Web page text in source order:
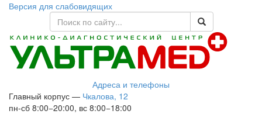
Версия для слабовидящих
Адреса и телефоны
Главный корпус — Чкалова, 12
пн-сб 8:00−20:00, вс 8:00−18:00